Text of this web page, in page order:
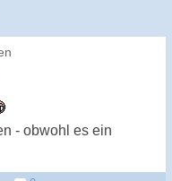
- obwohl es ein